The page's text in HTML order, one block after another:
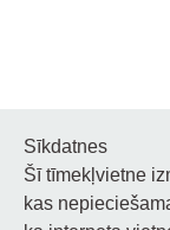
Noderīgi
Sīkdatnes
Šī tīmekļvietne
kas